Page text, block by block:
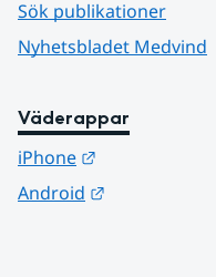
Sök publikationer
Nyhetsbladet Medvind
Väderappar
iPhone
Android